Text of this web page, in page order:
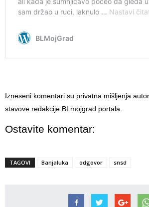
Izneseni komentari su privatna mišljenja
stavove redakcije BLmojgrad portala.
Ostavite komentar:
TAGOVI Banjaluka odgovor snsd